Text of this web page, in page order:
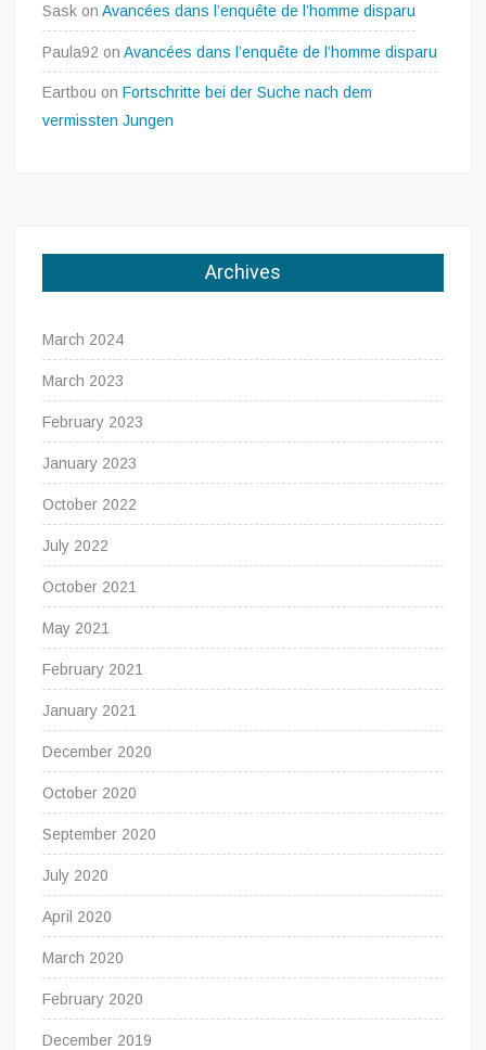
Sask onAvancées dans l’enquête de l’homme disparu
Paula92 onAvancées dans l’enquête de l’homme disparu
Eartbou onFortschritte bei der Suche nach dem
vermissten Jungen
Archives
March 2024
March 2023
February 2023
January 2023
October 2022
July 2022
October 2021
May 2021
February 2021
January 2021
December 2020
October 2020
September 2020
July 2020
April 2020
March 2020
February 2020
December 2019